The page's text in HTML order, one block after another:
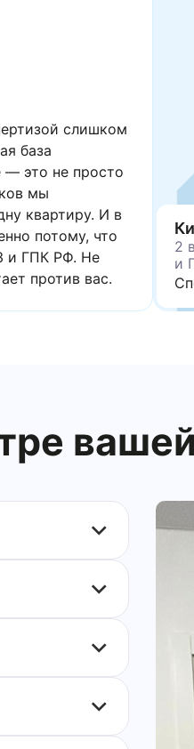
слишком
разрушена.
документ, это
дефекты
пока
2